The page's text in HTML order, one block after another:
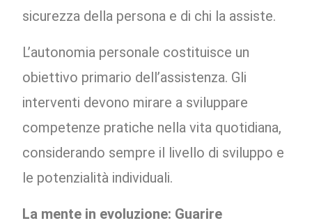
sicurezza della persona e di chi la assiste.
L’autonomia personale costituisce un
obiettivo primario dell’assistenza. Gli
interventi devono mirare a sviluppare
competenze pratiche nella vita quotidiana,
considerando sempre il livello di sviluppo e
le potenzialità individuali.
La mente in evoluzione: Guarire